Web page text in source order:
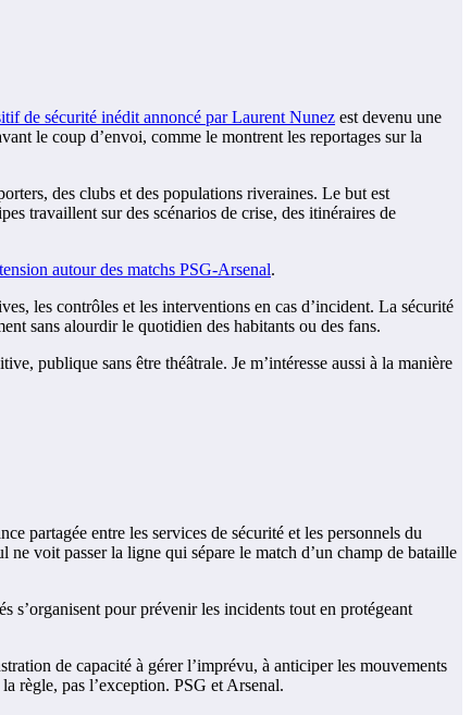
de sécurité inédit annoncé par Laurent Nunez est devenu une
le coup d’envoi, comme le montrent les reportages sur la
des clubs et des populations riveraines. Le but est
travaillent sur des scénarios de crise, des itinéraires de
autour des matchs PSG-Arsenal.
les contrôles et les interventions en cas d’incident. La sécurité
sans alourdir le quotidien des habitants ou des fans.
publique sans être théâtrale. Je m’intéresse aussi à la manière
partagée entre les services de sécurité et les personnels du
voit passer la ligne qui sépare le match d’un champ de bataille
s’organisent pour prévenir les incidents tout en protégeant
de capacité à gérer l’imprévu, à anticiper les mouvements
règle, pas l’exception. PSG et Arsenal.